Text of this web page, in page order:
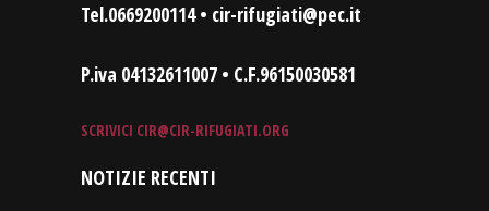
Tel.0669200114 • cir-rifugiati@pec.it
P.iva 04132611007 • C.F.96150030581
SCRIVICI CIR@CIR-RIFUGIATI.ORG
NOTIZIE RECENTI